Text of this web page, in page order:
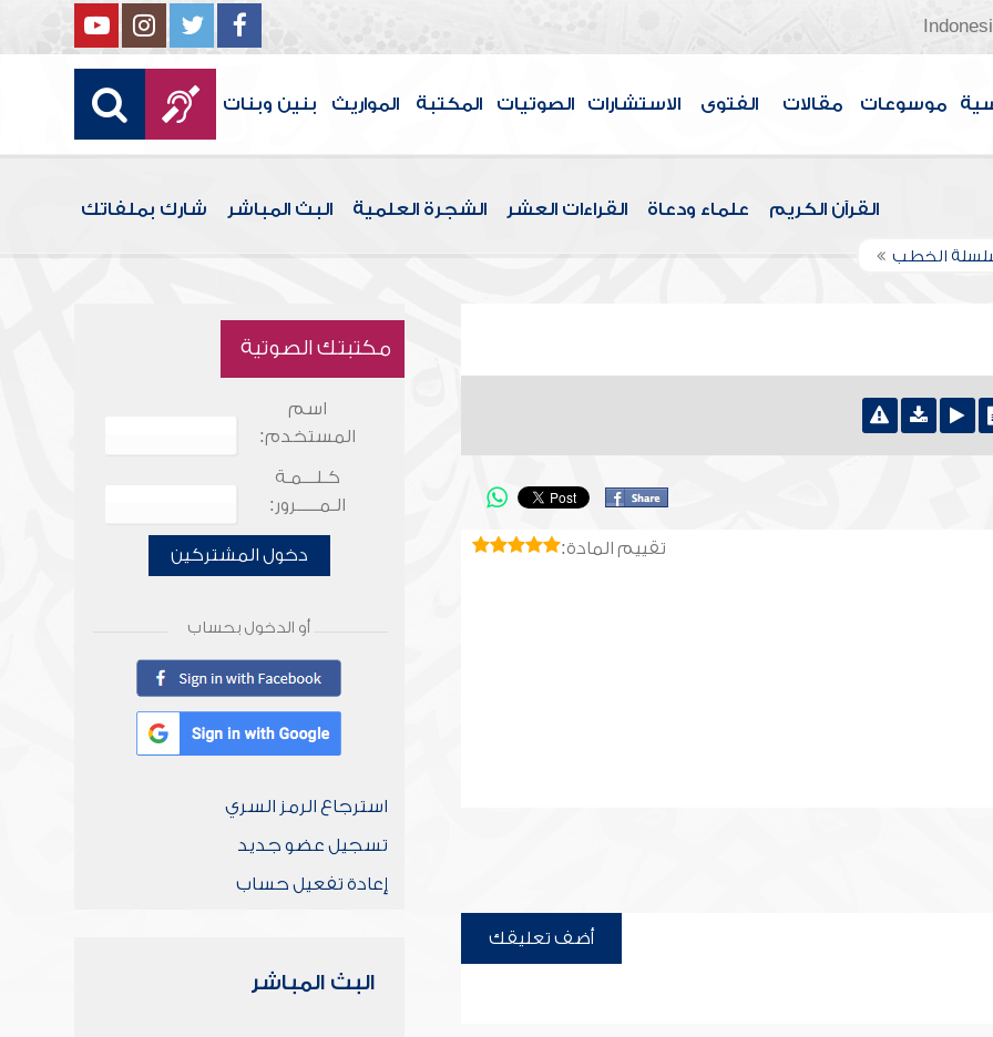
موسوعات مقالات الفتوى الاستشارات الصوتيات المكتبة المواريث بنين وبنات
القرآن الكريم علماء ودعاة القراءات العشر الشجرة العلمية البث المباشر شارك بملفاتك
الخطب
تقييم المادة:
أضف تعليقك
مكتبتك الصوتية
اسم
المستخدم:
كـلـــمـة
الـمـــــرور:
دخول المشتركين
أو الدخول بحساب
استرجاع الرمز السري
تسجيل عضو جديد
إعادة تفعيل حساب
البث المباشر